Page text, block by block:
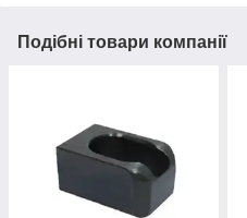
Подібні товари компанії